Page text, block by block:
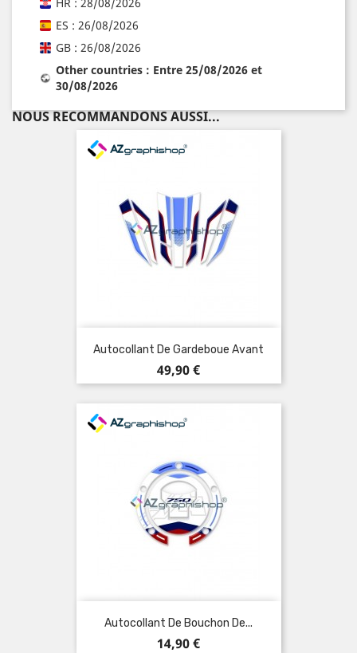
ES : 26/08/2026
GB : 26/08/2026
Other countries : Entre 25/08/2026 et
30/08/2026
NOUS RECOMMANDONS AUSSI...
Autocollant De Gardeboue Avant
Prix
49,90 €
Autocollant De Bouchon De...
Prix
14,90 €